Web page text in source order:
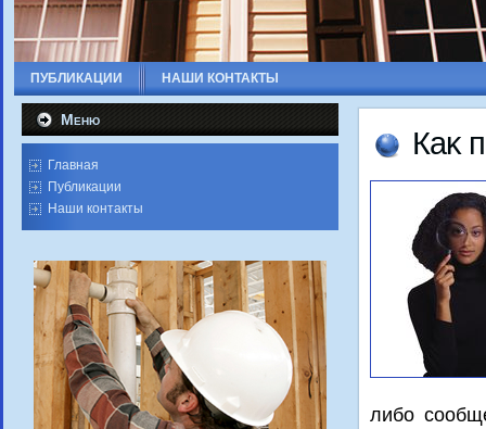
ПУБЛИКАЦИИ НАШИ КОНТАКТЫ
Меню
Главная
Публикации
Наши контакты
Каκ
либо